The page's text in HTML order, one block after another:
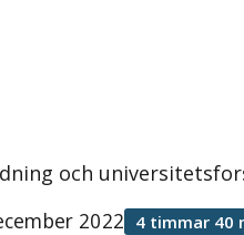
och
2022 4 timmar 40